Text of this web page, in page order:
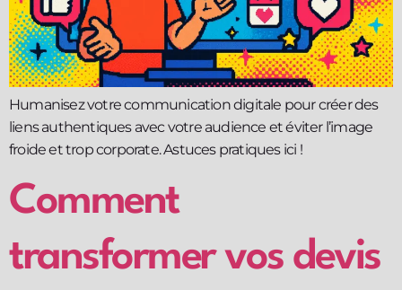
Humanisez votre communication digitale pour créer des
liens authentiques avec votre audience et éviter l’image
froide et trop corporate. Astuces pratiques ici !
Comment
transformer vos devis